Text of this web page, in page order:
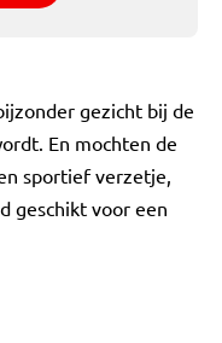
gezicht bij de
En mochten de
sportief verzetje,
geschikt voor een